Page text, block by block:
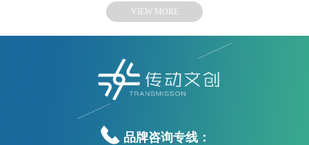
VIEW MORE
 品牌咨询专线：